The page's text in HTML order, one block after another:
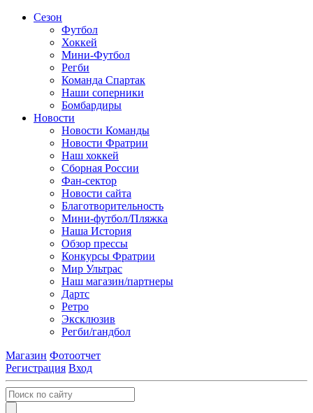
Сезон
Футбол
Хоккей
Мини-Футбол
Регби
Команда Спартак
Наши соперники
Бомбардиры
Новости
Новости Команды
Новости Фратрии
Наш хоккей
Сборная России
Фан-cектор
Новости сайта
Благотворительность
Мини-футбол/Пляжка
Наша История
Обзор прессы
Конкурсы Фратрии
Мир Ультрас
Наш магазин/партнеры
Дартс
Ретро
Эксклюзив
Регби/гандбол
Магазин Фотоотчет
Регистрация Вход